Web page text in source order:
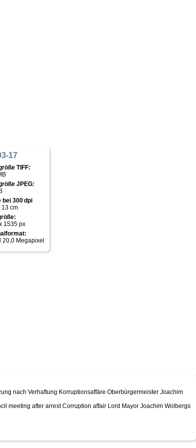
17
TIFF:
JPEG:
bei 300 dpi
13 cm
1535 px
20,0 Megapixel
nach Verhaftung Korruptionsaffäre Oberbürgermeister Joachim
meeting after arrest Corruption affair Lord Mayor Joachim Wolbergs